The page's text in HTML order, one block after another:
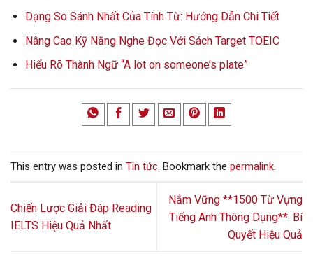
Dạng So Sánh Nhất Của Tính Từ: Hướng Dẫn Chi Tiết
Nâng Cao Kỹ Năng Nghe Đọc Với Sách Target TOEIC
Hiểu Rõ Thành Ngữ “A lot on someone’s plate”
This entry was posted in Tin tức . Bookmark the permalink
Chiến Lược Giải Đáp Reading
IELTS Hiệu Quả Nhất
Nắm Vững **1500 Từ Vựng
Tiếng Anh Thông Dụng**: Bí
Quyết Hiệu Quả